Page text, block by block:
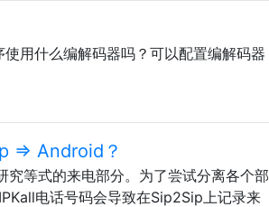
用什么编解码器吗？可以配置编解码器
=> Android？
等式的来电部分。为了尝试分离各个部
电话号码会导致在Sip2Sip上记录来